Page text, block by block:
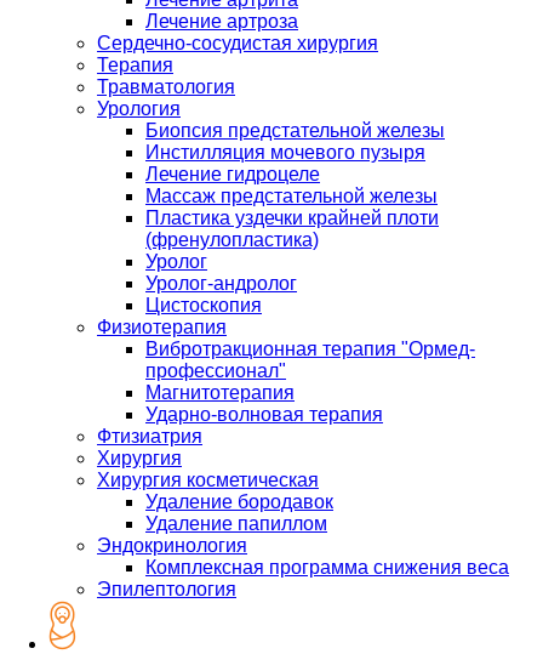
Лечение артроза
Сердечно-сосудистая хирургия
Терапия
Травматология
Урология
Биопсия предстательной железы
Инстилляция мочевого пузыря
Лечение гидроцеле
Массаж предстательной железы
Пластика уздечки крайней плоти
(френулопластика)
Уролог
Уролог-андролог
Цистоскопия
Физиотерапия
Вибротракционная терапия "Ормед-
профессионал"
Магнитотерапия
Ударно-волновая терапия
Фтизиатрия
Хирургия
Хирургия косметическая
Удаление бородавок
Удаление папиллом
Эндокринология
Комплексная программа снижения веса
Эпилептология